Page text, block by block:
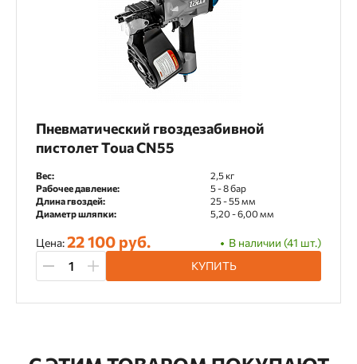
Пневматический гвоздезабивной
пистолет Toua CN55
Вес:
2,5 кг
Рабочее давление:
5 - 8 бар
Длина гвоздей:
25 - 55 мм
Диаметр шляпки:
5,20 - 6,00 мм
Цена:22 100 руб.
В наличии (41 шт.)
КУПИТЬ